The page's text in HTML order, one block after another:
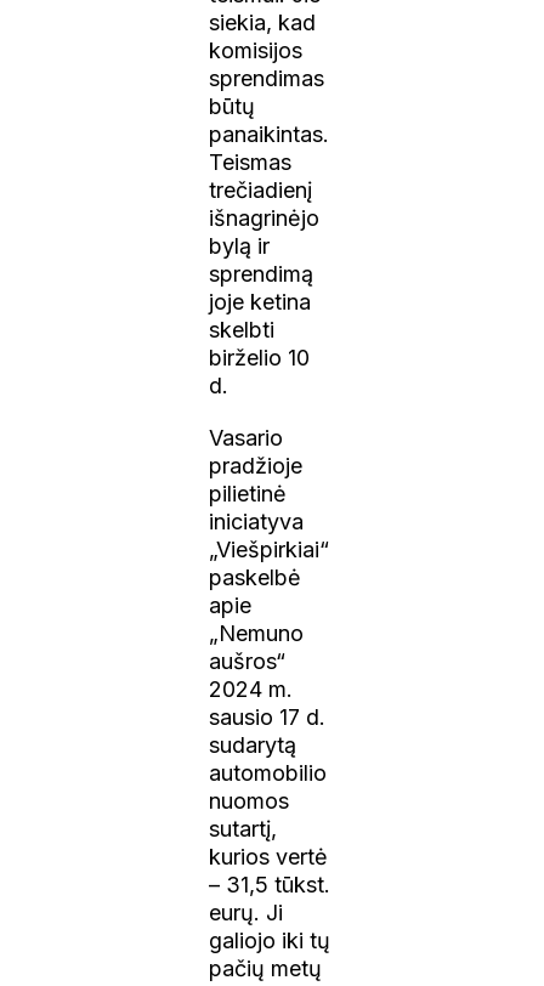
siekia, kad
komisijos
sprendimas
būtų
panaikintas.
Teismas
trečiadienį
išnagrinėjo
bylą ir
sprendimą
joje ketina
skelbti
birželio 10
d.
Vasario
pradžioje
pilietinė
iniciatyva
„Viešpirkiai“
paskelbė
apie
„Nemuno
aušros“
2024 m.
sausio 17 d.
sudarytą
automobilio
nuomos
sutartį,
kurios vertė
– 31,5 tūkst.
eurų. Ji
galiojo iki tų
pačių metų